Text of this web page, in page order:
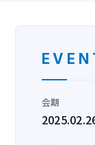
会期